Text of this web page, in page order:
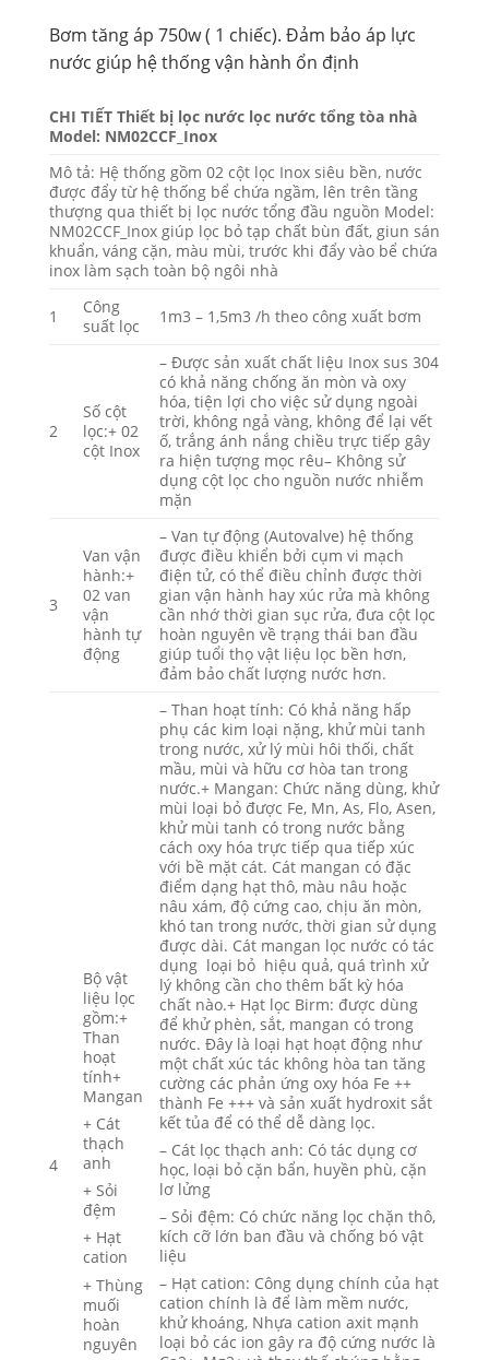
Bơm tăng áp 750w ( 1 chiếc). Đảm bảo áp lực
nước giúp hệ thống vận hành ổn định
CHI TIẾT Thiết bị lọc nước lọc nước tổng tòa nhà
Model: NM02CCF_Inox
Mô tả: Hệ thống gồm 02 cột lọc Inox siêu bền, nước
được đẩy từ hệ thống bể chứa ngầm, lên trên tầng
thượng qua thiết bị lọc nước tổng đầu nguồn Model:
NM02CCF_Inox giúp lọc bỏ tạp chất bùn đất, giun sán
khuẩn, váng cặn, màu mùi, trước khi đẩy vào bể chứa
inox làm sạch toàn bộ ngôi nhà
1
Công
suất lọc
1m3 – 1,5m3 /h theo công xuất bơm
2
Số cột
lọc:+ 02
cột Inox
– Được sản xuất chất liệu Inox sus 304
có khả năng chống ăn mòn và oxy
hóa, tiện lợi cho việc sử dụng ngoài
trời, không ngả vàng, không để lại vết
ố, trắng ánh nắng chiều trực tiếp gây
ra hiện tượng mọc rêu– Không sử
dụng cột lọc cho nguồn nước nhiễm
mặn
3
Van vận
hành:+
02 van
vận
hành tự
động
– Van tự động (Autovalve) hệ thống
được điều khiển bởi cụm vi mạch
điện tử, có thể điều chỉnh được thời
gian vận hành hay xúc rửa mà không
cần nhớ thời gian sục rửa, đưa cột lọc
hoàn nguyên về trạng thái ban đầu
giúp tuổi thọ vật liệu lọc bền hơn,
đảm bảo chất lượng nước hơn.
4
Bộ vật
liệu lọc
gồm:+
Than
hoạt
tính+
Mangan
+ Cát
thạch
anh
+ Sỏi
đệm
+ Hạt
cation
+ Thùng
muối
hoàn
nguyên
– Than hoạt tính: Có khả năng hấp
phụ các kim loại nặng, khử mùi tanh
trong nước, xử lý mùi hôi thối, chất
mầu, mùi và hữu cơ hòa tan trong
nước.+ Mangan: Chức năng dùng, khử
mùi loại bỏ được Fe, Mn, As, Flo, Asen,
khử mùi tanh có trong nước bằng
cách oxy hóa trực tiếp qua tiếp xúc
với bề mặt cát. Cát mangan có đặc
điểm dạng hạt thô, màu nâu hoặc
nâu xám, độ cứng cao, chịu ăn mòn,
khó tan trong nước, thời gian sử dụng
được dài. Cát mangan lọc nước có tác
dụng loại bỏ hiệu quả, quá trình xử
lý không cần cho thêm bất kỳ hóa
chất nào.+ Hạt lọc Birm: được dùng
để khử phèn, sắt, mangan có trong
nước. Đây là loại hạt hoạt động như
một chất xúc tác không hòa tan tăng
cường các phản ứng oxy hóa Fe ++
thành Fe +++ và sản xuất hydroxit sắt
kết tủa để có thể dễ dàng lọc.
– Cát lọc thạch anh: Có tác dụng cơ
học, loại bỏ cặn bẩn, huyền phù, cặn
lơ lửng
– Sỏi đệm: Có chức năng lọc chặn thô,
kích cỡ lớn ban đầu và chống bó vật
liệu
– Hạt cation: Công dụng chính của hạt
cation chính là để làm mềm nước,
khử khoáng, Nhựa cation axit mạnh
loại bỏ các ion gây ra độ cứng nước là